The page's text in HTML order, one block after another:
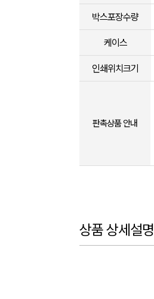
박스포장수량
케이스
인쇄위치크기
판촉상품 안내
상품 상세설명